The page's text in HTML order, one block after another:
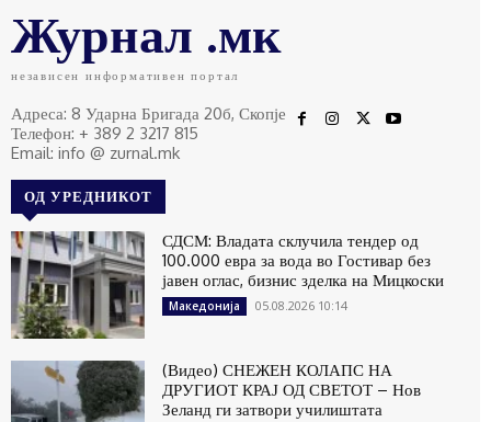
Журнал .мк
независен информативен портал
Адреса: 8 Ударна Бригада 20б, Скопје
Телефон: + 389 2 3217 815
Email: info @ zurnal.mk
ОД УРЕДНИКОТ
СДСМ: Владата склучила тендер од
100.000 евра за вода во Гостивар без
јавен оглас, бизнис зделка на Мицкоски
Македонија 05.08.2026 10:14
(Видео) СНЕЖЕН КОЛАПС НА
ДРУГИОТ КРАЈ ОД СВЕТОТ – Нов
Зеланд ги затвори училиштата